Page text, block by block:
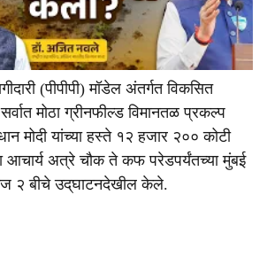
(पीपीपी) मॉडेल अंतर्गत विकसित
मोठा ग्रीनफील्ड विमानतळ प्रकल्प
मोदी यांच्या हस्ते १२ हजार २०० कोटी
आचार्य अत्रे चौक ते कफ परेडपर्यंतच्या मुंबई
२ बीचे उद्‌घाटनदेखील केले.